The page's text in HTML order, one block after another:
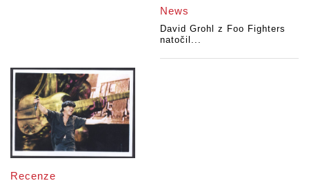
News
David Grohl z Foo Fighters
natočil...
Recenze